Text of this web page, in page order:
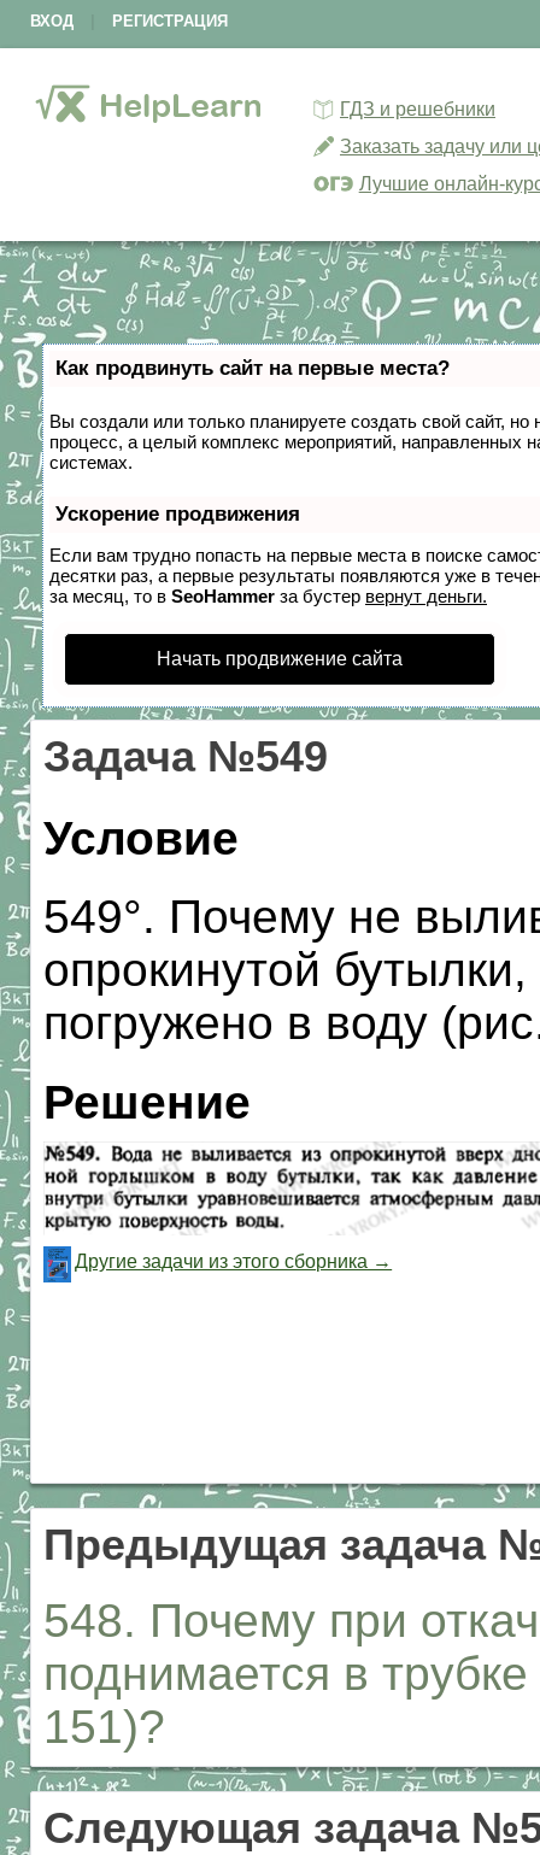
ВХОД РЕГИСТРАЦИЯ
ГДЗ и решебники
Заказать задачу или
Лучшие онлайн-
Как продвинуть сайт на первые места?
Вы создали или только планируете создать свой сайт,
процесс, а целый комплекс мероприятий, направленных
системах.
Ускорение продвижения
Если вам трудно попасть на первые места в поиске
десятки раз, а первые результаты появляются уже в
за месяц, то в SeoHammer за бустер вернут деньги.
Начать продвижение сайта
Задача №549
Условие
549°. Почему не
опрокинутой
погружено в воду
Решение
Другие задачи из этого сборника →
Предыдущая задача
548. Почему при
поднимается в
151)?
Следующая задача